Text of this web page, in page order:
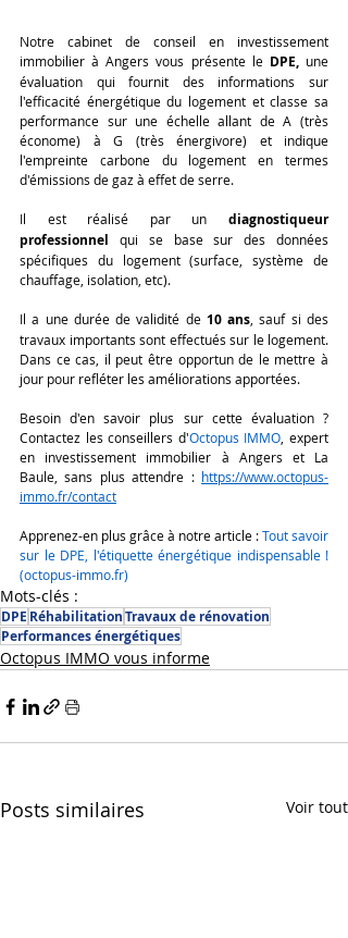
Notre cabinet de conseil en investissement
immobilier à Angers vous présente le DPE, une
évaluation qui fournit des informations sur
l'efficacité énergétique du logement et classe sa
performance sur une échelle allant de A (très
économe) à G (très énergivore) et indique
l'empreinte carbone du logement en termes
d'émissions de gaz à effet de serre.
Il est réalisé par un diagnostiqueur
professionnel qui se base sur des données
spécifiques du logement (surface, système de
chauffage, isolation, etc).
Il a une durée de validité de 10 ans , sauf si des
travaux importants sont effectués sur le logement.
Dans ce cas, il peut être opportun de le mettre à
jour pour refléter les améliorations apportées.
Besoin d'en savoir plus sur cette évaluation ?
Contactez les conseillers d'Octopus IMMO , expert
en investissement immobilier à Angers et La
Baule, sans plus attendre : https://www.octopus-
immo.fr/contact
Apprenez-en plus grâce à notre article : Tout savoir
sur le DPE, l'étiquette énergétique indispensable !
(octopus-immo.fr)
Mots-clés :
DPE RéhabilitationTravaux de rénovation
Performances énergétiques
Octopus IMMO vous informe
Posts similaires Voir tout